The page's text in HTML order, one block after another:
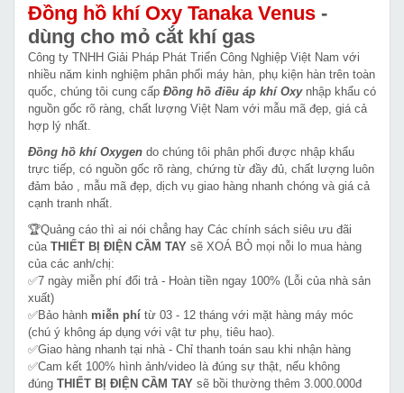
Đồng hồ khí Oxy Tanaka Venus -
dùng cho mỏ cắt khí gas
Công ty TNHH Giải Pháp Phát Triển Công Nghiệp Việt Nam với
nhiều năm kinh nghiệm phân phối máy hàn, phụ kiện hàn trên toàn
quốc, chúng tôi cung cấp Đồng hồ điều áp khí Oxy nhập khẩu có
nguồn gốc rõ ràng, chất lượng Việt Nam với mẫu mã đẹp, giá cả
hợp lý nhất.
Đồng hồ khí Oxygen do chúng tôi phân phối được nhập khẩu
trực tiếp, có nguồn gốc rõ ràng, chứng từ đầy đủ, chất lượng luôn
đảm bảo , mẫu mã đẹp, dịch vụ giao hàng nhanh chóng và giá cả
cạnh tranh nhất.
🏆Quảng cáo thì ai nói chẳng hay Các chính sách siêu ưu đãi
của THIẾT BỊ ĐIỆN CẦM TAY sẽ XOÁ BỎ mọi nỗi lo mua hàng
của các anh/chị:
✅7 ngày miễn phí đổi trả - Hoàn tiền ngay 100% (Lỗi của nhà sản
xuất)
✅Bảo hành miễn phí từ 03 - 12 tháng với mặt hàng máy móc
(chú ý không áp dụng với vật tư phụ, tiêu hao).
✅Giao hàng nhanh tại nhà - Chỉ thanh toán sau khi nhận hàng
✅Cam kết 100% hình ảnh/video là đúng sự thật, nếu không
đúng THIẾT BỊ ĐIỆN CẦM TAY sẽ bồi thường thêm 3.000.000đ